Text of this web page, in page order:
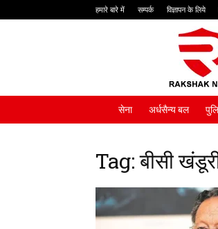
हमारे बारे में सम्पर्क विज्ञापन के लिये
सेना अर्धसैन्य बल
Tag: बीसी